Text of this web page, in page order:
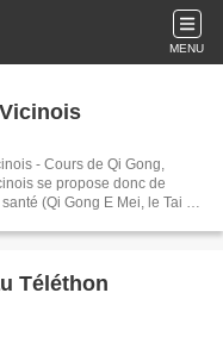
MENU
- Cours de Qi Gong,
se propose donc de
(Qi Gong E Mei, le Tai Ji
chemin vers le bien-être,
Téléthon